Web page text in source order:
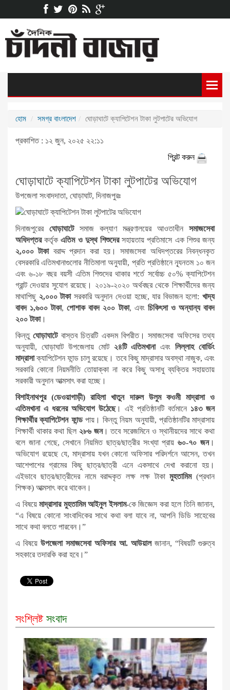
হোম সমগ্র বাংলাদেশ ঘোড়াঘাটে ক্যাপিটেশন টাকা লুটপাটের অভিযোগ
প্রকাশিত : ১২ জুন, ২০২৫ ২২:১১
প্রিন্ট করুন
ঘোড়াঘাটে ক্যাপিটেশন টাকা লুটপাটের অভিযোগ
উপজেলা সংবাদদাতা, ঘোড়াঘাট, দিনাজপুরঃ
দিনাজপুরের ঘোড়াঘাটেসমাজ কল্যাণ মন্ত্রণালয়ের আওতাধীন সমাজসেবা
অধিদপ্তরকর্তৃকএতিম ও দুস্থ শিশুদেরসহায়তায় প্রতিমাসে এক শিশুর জন্য
২,০০০ টাকাবরাদ্দ প্রদান করা হয়। সমাজসেবা অধিদপ্তরের নিবন্ধনকৃত
বেসরকারি এতিমখানাগুলোর নীতিমালা অনুযায়ী, প্রতি প্রতিষ্ঠানে ন্যূনতম ১০ জন
এবং ৬-১৮ বছর বয়সী এতিম শিশুদের থাকার শর্তে সর্বোচ্চ ৫০% ক্যাপিটেশন
গ্রান্ট দেওয়ার সুযোগ রয়েছে। ২০১৯-২০২০ অর্থবছর থেকে শিক্ষার্থীদের জন্য
মাথাপিছু ২,০০০ টাকাসরকারি অনুদান দেওয়া হচ্ছে, যার বিভাজন হলো:খাদ্য
বাবদ ১,৬০০ টাকা,পোশাক বাবদ ২০০ টাকা, এবং চিকিৎসা ও অন্যান্য বাবদ
২০০ টাকা।
কিন্তুঘোড়াঘাটেবাস্তব চিত্রটি একদম বিপরীত। সমাজসেবা অফিসের তথ্য
অনুযায়ী, ঘোড়াঘাট উপজেলায় মোট ২৪টি এতিমখানাএবংলিল্লাহ বোর্ডিং
মাদ্রাসাক্যাপিটেশন ফান্ড চালু রয়েছে। তবে কিছু মাদ্রাসার অবস্থা নাজুক, এবং
সরকারি কোনো নিয়মনীতি তোয়াক্কা না করে কিছু অসাধু ব্যক্তির সহায়তায়
সরকারী অনুদান আত্মসাৎ করা হচ্ছে।
বিশাইনাথপুর (ডেওয়াগাড়ী) রাহিলা খাতুন দারুল উলুম কওমী মাদ্রাসা ও
এতিমখানা এ ধরনের অভিযোগ উঠেছে। এই প্রতিষ্ঠানটি বর্তমানে ১৪৩ জন
শিক্ষার্থীর ক্যাপিটেশন ফান্ডপায়। কিন্তু নিয়ম অনুযায়ী, প্রতিষ্ঠানটির মাদ্রাসায়
শিক্ষার্থী থাকার কথা ছিল ২৮৬ জন। তবে সরেজমিনে ও স্থানীয়দের সাথে কথা
বলে জানা গেছে, সেখানে নিয়মিত ছাত্র/ছাত্রীর সংখ্যা প্রায়৬০-৭০ জন।
অভিযোগ রয়েছে যে, মাদ্রাসায় যখন কোনো অফিসার পরিদর্শনে আসেন, তখন
আশেপাশের গ্রামের কিছু ছাত্র/ছাত্রী এনে একসাথে দেখা করানো হয়।
এইভাবে ছাত্র/ছাত্রীদের নামে বরাদ্দকৃত লক্ষ লক্ষ টাকামুহতামিম(প্রধান
শিক্ষক) আত্মসাৎ করে থাকেন।
এ বিষয়ে মাদ্রাসার মুহতামিম আইনুল ইসলাম-কে জিজ্ঞেস করা হলে তিনি জানান,
“এ বিষয়ে কোনো সাংবাদিকের সাথে কথা বলা যাবে না, আপনি ডিডি সাহেবের
সাথে কথা বলতে পারবেন।”
এ বিষয়েউপজেলা সমাজসেবা অফিসার আ. আউয়ালজানান, “বিষয়টি গুরুত্ব
সহকারে তদারকি করা হবে।”
সংশ্লিষ্ট সংবাদ